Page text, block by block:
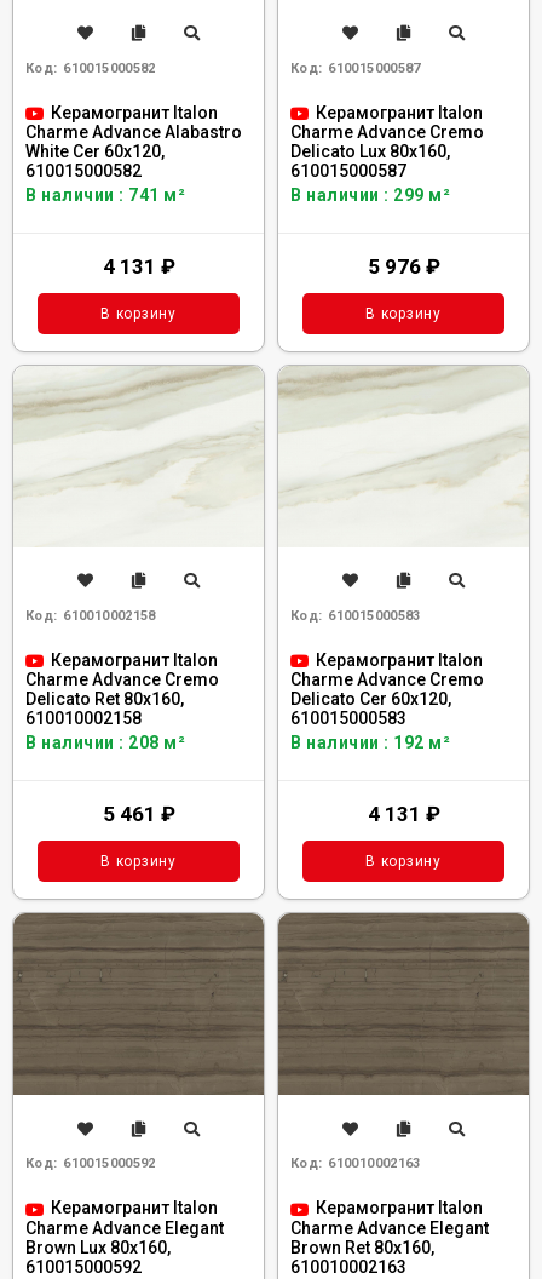
Код: 610015000582
Керамогранит Italon
Charme Advance Alabastro
White Сer 60x120,
610015000582
В наличии : 741 м²
4 131 ₽
В корзину
Код: 610015000587
Керамогранит Italon
Charme Advance Cremo
Delicato Lux 80x160,
610015000587
В наличии : 299 м²
5 976 ₽
В корзину
Код: 610010002158
Керамогранит Italon
Charme Advance Cremo
Delicato Ret 80x160,
610010002158
В наличии : 208 м²
5 461 ₽
В корзину
Код: 610015000583
Керамогранит Italon
Charme Advance Cremo
Delicato Сer 60x120,
610015000583
В наличии : 192 м²
4 131 ₽
В корзину
Код: 610015000592
Керамогранит Italon
Charme Advance Elegant
Brown Lux 80x160,
610015000592
Код: 610010002163
Керамогранит Italon
Charme Advance Elegant
Brown Ret 80x160,
610010002163